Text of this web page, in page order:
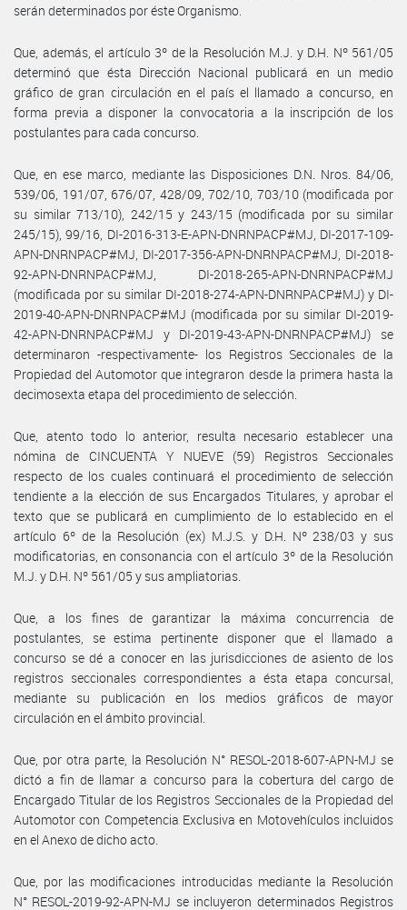
serán determinados por éste Organismo.
Que, además, el artículo 3º de la Resolución M.J. y D.H. Nº 561/05
determinó que ésta Dirección Nacional publicará en un medio
gráfico de gran circulación en el país el llamado a concurso, en
forma previa a disponer la convocatoria a la inscripción de los
postulantes para cada concurso.
Que, en ese marco, mediante las Disposiciones D.N. Nros. 84/06,
539/06, 191/07, 676/07, 428/09, 702/10, 703/10 (modificada por
su similar 713/10), 242/15 y 243/15 (modificada por su similar
245/15), 99/16, DI-2016-313-E-APN-DNRNPACP#MJ, DI-2017-109-
APN-DNRNPACP#MJ, DI-2017-356-APN-DNRNPACP#MJ, DI-2018-
92-APN-DNRNPACP#MJ, DI-2018-265-APN-DNRNPACP#MJ
(modificada por su similar DI-2018-274-APN-DNRNPACP#MJ) y DI-
2019-40-APN-DNRNPACP#MJ (modificada por su similar DI-2019-
42-APN-DNRNPACP#MJ y DI-2019-43-APN-DNRNPACP#MJ) se
determinaron -respectivamente- los Registros Seccionales de la
Propiedad del Automotor que integraron desde la primera hasta la
decimosexta etapa del procedimiento de selección.
Que, atento todo lo anterior, resulta necesario establecer una
nómina de CINCUENTA Y NUEVE (59) Registros Seccionales
respecto de los cuales continuará el procedimiento de selección
tendiente a la elección de sus Encargados Titulares, y aprobar el
texto que se publicará en cumplimiento de lo establecido en el
artículo 6º de la Resolución (ex) M.J.S. y D.H. Nº 238/03 y sus
modificatorias, en consonancia con el artículo 3º de la Resolución
M.J. y D.H. Nº 561/05 y sus ampliatorias.
Que, a los fines de garantizar la máxima concurrencia de
postulantes, se estima pertinente disponer que el llamado a
concurso se dé a conocer en las jurisdicciones de asiento de los
registros seccionales correspondientes a ésta etapa concursal,
mediante su publicación en los medios gráficos de mayor
circulación en el ámbito provincial.
Que, por otra parte, la Resolución N° RESOL-2018-607-APN-MJ se
dictó a fin de llamar a concurso para la cobertura del cargo de
Encargado Titular de los Registros Seccionales de la Propiedad del
Automotor con Competencia Exclusiva en Motovehículos incluidos
en el Anexo de dicho acto.
Que, por las modificaciones introducidas mediante la Resolución
N° RESOL-2019-92-APN-MJ se incluyeron determinados Registros